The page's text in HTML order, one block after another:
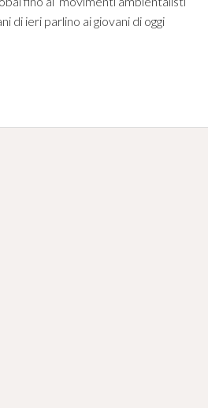
di ieri parlino ai giovani di oggi